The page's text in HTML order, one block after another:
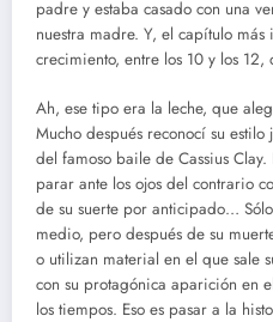
padre y estaba casado con una
nuestra madre. Y, el capítulo
crecimiento, entre los 10 y los 12,
Ah, ese tipo era la leche, que
Mucho después reconocí su
del famoso baile de Cassius
parar ante los ojos del contrario
de su suerte por anticipado…
medio, pero después de su
o utilizan material en el que sale
con su protagónica aparición en
los tiempos. Eso es pasar a la